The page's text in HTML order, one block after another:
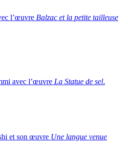
l’œuvre Balzac et la petite tailleuse
avec l’œuvre La Statue de sel.
et son œuvre Une langue venue